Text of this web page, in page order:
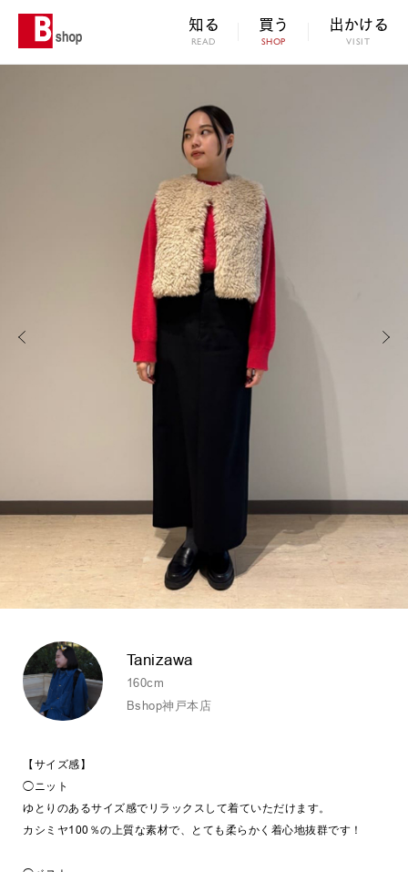
知る
READ
買う
SHOP
出かける
VISIT
Tanizawa
160cm
Bshop神戸本店
【サイズ感】
◯ニット
ゆとりのあるサイズ感でリラックスして着ていただけます。
カシミヤ100％の上質な素材で、とても柔らかく着心地抜群です！